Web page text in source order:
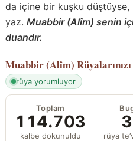
da içine bir kuşku düştüyse,
yaz. Muabbir (Alîm) senin
duandır.
Muabbir (Alîm)
rüya yorumluyor
Toplam
114.703
kalbe dokunuldu rüya